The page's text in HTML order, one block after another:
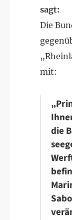
sagt:
Die
mit:
die